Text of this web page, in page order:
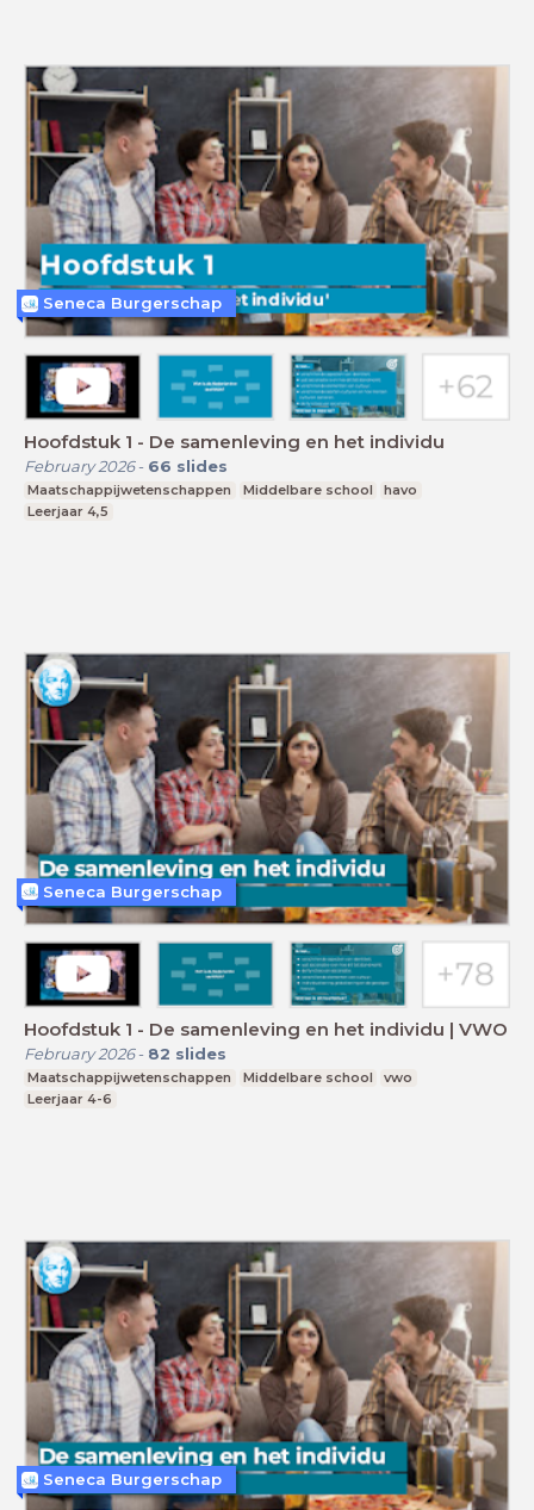
Hoofdstuk 1 - De samenleving en het individu
February 2026- 66 slides
Maatschappijwetenschappen Middelbare school
havo
Leerjaar 4,5
Seneca Burgerschap
Hoofdstuk 1 - De samenleving en het individu | VWO
February 2026- 82 slides
Maatschappijwetenschappen Middelbare school
vwo
Leerjaar 4-6
Seneca Burgerschap
Seneca Burgerschap